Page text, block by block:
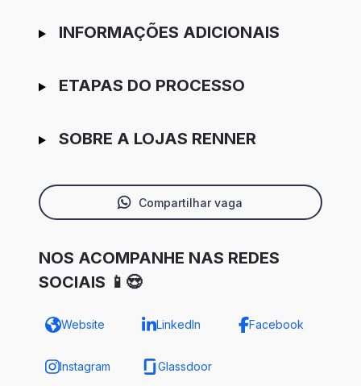
INFORMAÇÕES ADICIONAIS
ETAPAS DO PROCESSO
SOBRE A LOJAS RENNER
Compartilhar vaga
NOS ACOMPANHE NAS REDES
SOCIAIS 📱😍
Website LinkedIn Facebook
Instagram Glassdoor